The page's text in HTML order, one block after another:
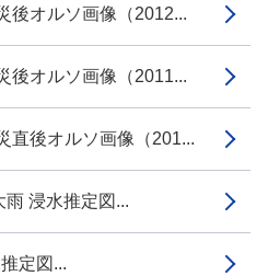
後オルソ画像（2012...
後オルソ画像（2011...
直後オルソ画像（201...
浸水推定図...
定図...